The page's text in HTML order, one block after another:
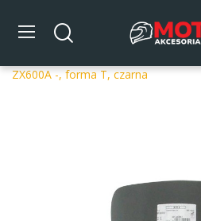
Strona główna DLA MOTOCYKLA
ZX600A -, forma T, czarna